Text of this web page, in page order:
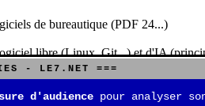
de bureautique (PDF 24...)
libre (Linux, Git...) et d'IA
Go, Quarto, Tock...) et aux
- LE7.NET ===
d'audience pour analyser